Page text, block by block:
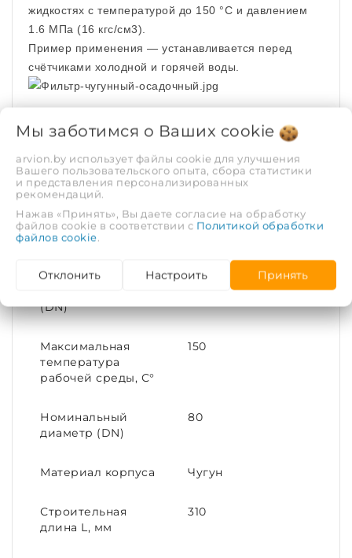
жид­костях с температурой до 150 °С и давлением
1.6 МПа (16 кгс/см3).
Пример применения — устанавливается перед
счётчиками холодной и горячей воды.
ХАРАКТЕРИСТИКИ
Рабочая среда Вода
Рабочее давление,
МПа
(DN)
Максимальная
температура
рабочей среды, С°
150
Номинальный
диаметр (DN)
80
Материал корпуса Чугун
Строительная
длина L, мм
310
Мы заботимся о Ваших cookie
arvion.by использует файлы cookie для улучшения
Вашего пользовательского опыта, сбора статистики
и представления персонализированных
рекомендаций.
Нажав «Принять», Вы даете согласие на обработку
файлов cookie в соответствии с Политикой обработки
файлов cookie.
Отклонить Настроить Принять